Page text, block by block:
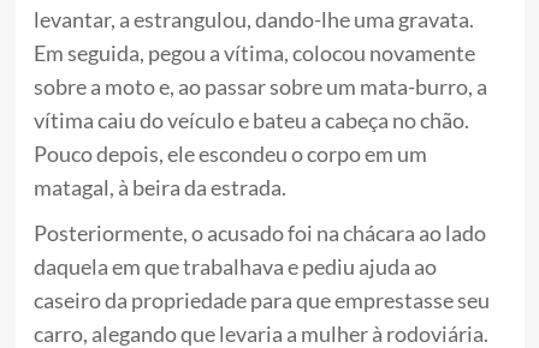
levantar, a estrangulou, dando-lhe uma gravata.
Em seguida, pegou a vítima, colocou novamente
sobre a moto e, ao passar sobre um mata-burro, a
vítima caiu do veículo e bateu a cabeça no chão.
Pouco depois, ele escondeu o corpo em um
matagal, à beira da estrada.
Posteriormente, o acusado foi na chácara ao lado
daquela em que trabalhava e pediu ajuda ao
caseiro da propriedade para que emprestasse seu
carro, alegando que levaria a mulher à rodoviária.